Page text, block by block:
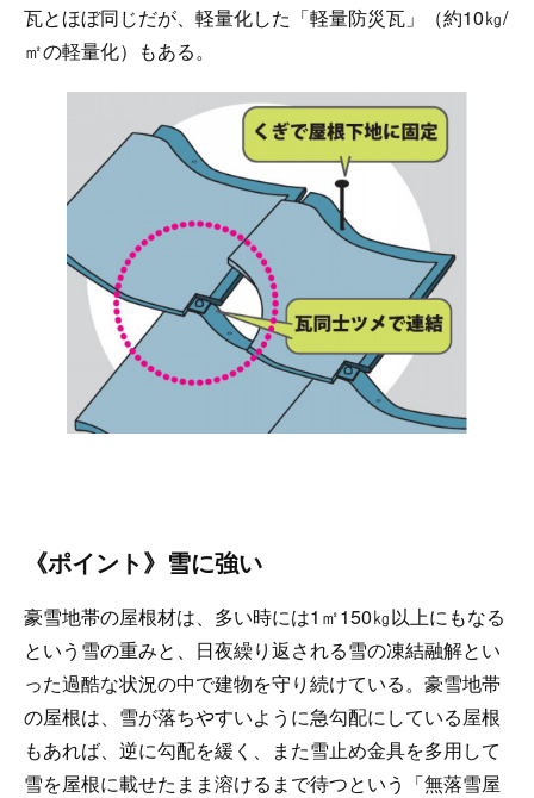
瓦とほぼ同じだが、軽量化した「軽量防災瓦」（約10㎏/
㎡の軽量化）もある。
《ポイント》雪に強い
豪雪地帯の屋根材は、多い時には1㎡150㎏以上にもなる
という雪の重みと、日夜繰り返される雪の凍結融解とい
った過酷な状況の中で建物を守り続けている。豪雪地帯
の屋根は、雪が落ちやすいように急勾配にしている屋根
もあれば、逆に勾配を緩く、また雪止め金具を多用して
雪を屋根に載せたまま溶けるまで待つという「無落雪屋